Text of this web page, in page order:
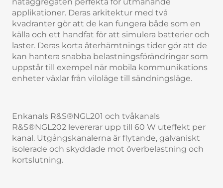
applikationer. Deras arkitektur med två
kvadranter gör att de kan fungera både som en
källa och ett handfat för att simulera batterier och
laster. Deras korta återhämtnings tider gör att de
kan hantera snabba belastningsförändringar som
uppstår till exempel när mobila kommunikations
enheter växlar från viloläge till sändningsläge.
Enkanals R&S®NGL201 och tvåkanals
R&S®NGL202 levererar upp till 60 W uteffekt per
kanal. Utgångskanalerna är flytande, galvaniskt
isolerade och skyddade mot överbelastning och
kortslutning.